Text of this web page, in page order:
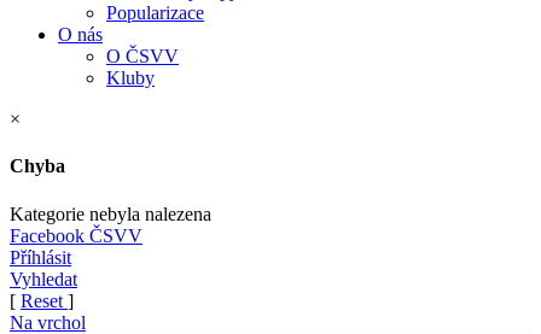
Popularizace
O nás
O ČSVV
Kluby
×
Chyba
Kategorie nebyla nalezena
Facebook ČSVV
Příhlásit
Vyhledat
[ Reset ]
Na vrchol